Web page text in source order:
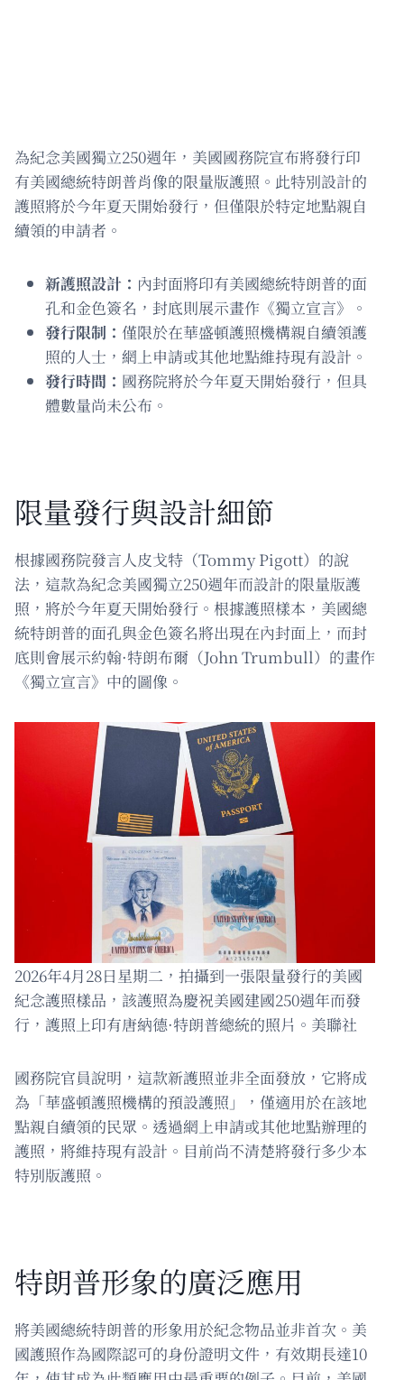
為紀念美國獨立250週年，美國國務院宣布將發行印
有美國總統特朗普肖像的限量版護照。此特別設計的
護照將於今年夏天開始發行，但僅限於特定地點親自
續領的申請者。
新護照設計： 內封面將印有美國總統特朗普的面
孔和金色簽名，封底則展示畫作《獨立宣言》。
發行限制： 僅限於在華盛頓護照機構親自續領護
照的人士，網上申請或其他地點維持現有設計。
發行時間： 國務院將於今年夏天開始發行，但具
體數量尚未公布。
限量發行與設計細節
根據國務院發言人皮戈特（Tommy Pigott）的說
法，這款為紀念美國獨立250週年而設計的限量版護
照，將於今年夏天開始發行。根據護照樣本，美國總
統特朗普的面孔與金色簽名將出現在內封面上，而封
底則會展示約翰·特朗布爾（John Trumbull）的畫作
《獨立宣言》中的圖像。
2026年4月28日星期二，拍攝到一張限量發行的美國
紀念護照樣品，該護照為慶祝美國建國250週年而發
行，護照上印有唐納德·特朗普總統的照片。美聯社
國務院官員說明，這款新護照並非全面發放，它將成
為「華盛頓護照機構的預設護照」，僅適用於在該地
點親自續領的民眾。透過網上申請或其他地點辦理的
護照，將維持現有設計。目前尚不清楚將發行多少本
特別版護照。
特朗普形象的廣泛應用
將美國總統特朗普的形象用於紀念物品並非首次。美
國護照作為國際認可的身份證明文件，有效期長達10